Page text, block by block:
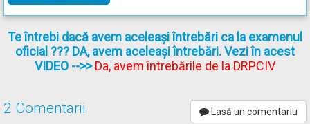
Pentru variantaB
NU se va aduce umărul în poziție normală, această procedură
se va face doar în unitățile medicale și doar de către
Te întrebi dacă avem aceleași întrebări ca la examenul
oficial ??? DA, avem aceleași întrebări. Vezi în acest
VIDEO -->>Da, avem întrebările de la DRPCIV
2 Comentarii Lasă un comentariu